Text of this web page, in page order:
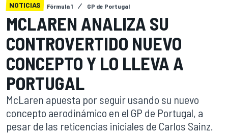
NOTICIAS Fórmula 1 GP de Portugal
MCLAREN ANALIZA SU
CONTROVERTIDO NUEVO
CONCEPTO Y LO LLEVA A
PORTUGAL
McLaren apuesta por seguir usando su nuevo
concepto aerodinámico en el GP de Portugal, a
pesar de las reticencias iniciales de Carlos Sainz.